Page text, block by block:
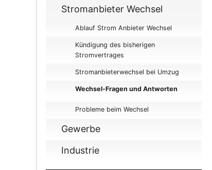
Stromanbieter Wechsel
Ablauf Strom Anbieter Wechsel
Kündigung des bisherigen
Stromvertrages
Stromanbieterwechsel bei Umzug
Wechsel-Fragen und Antworten
Probleme beim Wechsel
Gewerbe
Industrie